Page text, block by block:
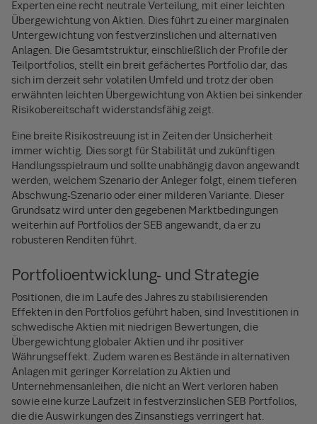
Experten eine recht neutrale Verteilung, mit einer leichten
Übergewichtung von Aktien. Dies führt zu einer marginalen
Untergewichtung von festverzinslichen und alternativen
Anlagen. Die Gesamtstruktur, einschließlich der Profile der
Teilportfolios, stellt ein breit gefächertes Portfolio dar, das
sich im derzeit sehr volatilen Umfeld und trotz der oben
erwähnten leichten Übergewichtung von Aktien bei sinkender
Risikobereitschaft widerstandsfähig zeigt.
Eine breite Risikostreuung ist in Zeiten der Unsicherheit
immer wichtig. Dies sorgt für Stabilität und zukünftigen
Handlungsspielraum und sollte unabhängig davon angewandt
werden, welchem Szenario der Anleger folgt, einem tieferen
Abschwung-Szenario oder einer milderen Variante. Dieser
Grundsatz wird unter den gegebenen Marktbedingungen
weiterhin auf Portfolios der SEB angewandt, da er zu
robusteren Renditen führt.
Portfolioentwicklung- und Strategie
Positionen, die im Laufe des Jahres zu stabilisierenden
Effekten in den Portfolios geführt haben, sind Investitionen in
schwedische Aktien mit niedrigen Bewertungen, die
Übergewichtung globaler Aktien und ihr positiver
Währungseffekt. Zudem waren es Bestände in alternativen
Anlagen mit geringer Korrelation zu Aktien und
Unternehmensanleihen, die nicht an Wert verloren haben
sowie eine kurze Laufzeit in festverzinslichen SEB Portfolios,
die die Auswirkungen des Zinsanstiegs verringert hat.